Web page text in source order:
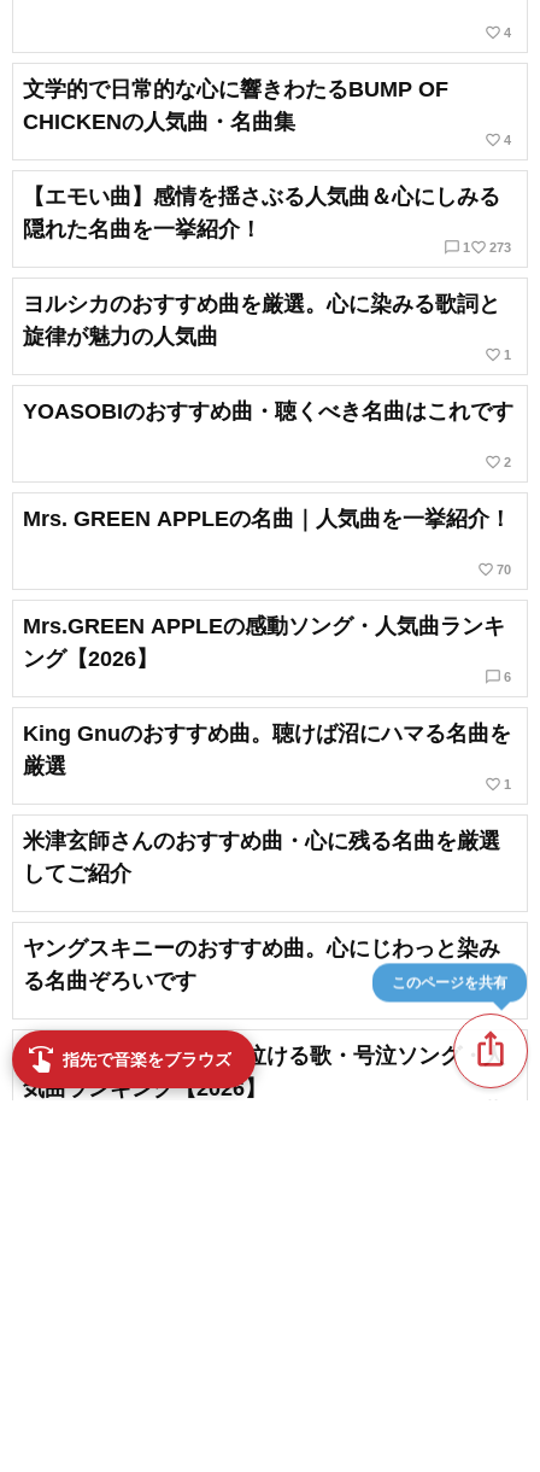
favorite_border 4
文学的で日常的な心に響きわたるBUMP OF
CHICKENの人気曲・名曲集
favorite_border 4
【エモい曲】感情を揺さぶる人気曲＆心にしみる
隠れた名曲を一挙紹介！
chat_bubble_outline 1 favorite_border 273
ヨルシカのおすすめ曲を厳選。心に染みる歌詞と
旋律が魅力の人気曲
favorite_border 1
YOASOBIのおすすめ曲・聴くべき名曲はこれです
favorite_border 2
Mrs. GREEN APPLEの名曲｜人気曲を一挙紹介！
favorite_border 70
Mrs.GREEN APPLEの感動ソング・人気曲ランキ
ング【2026】
chat_bubble_outline 6
King Gnuのおすすめ曲。聴けば沼にハマる名曲を
厳選
favorite_border 1
米津玄師さんのおすすめ曲・心に残る名曲を厳選
してご紹介
ヤングスキニーのおすすめ曲。心にじわっと染み
る名曲ぞろいです
Mrs.GREEN APPLEの泣ける歌・号泣ソング・人
気曲ランキング【2026】
ios_share
このページを共有
swipe 指先で音楽をブラウズ